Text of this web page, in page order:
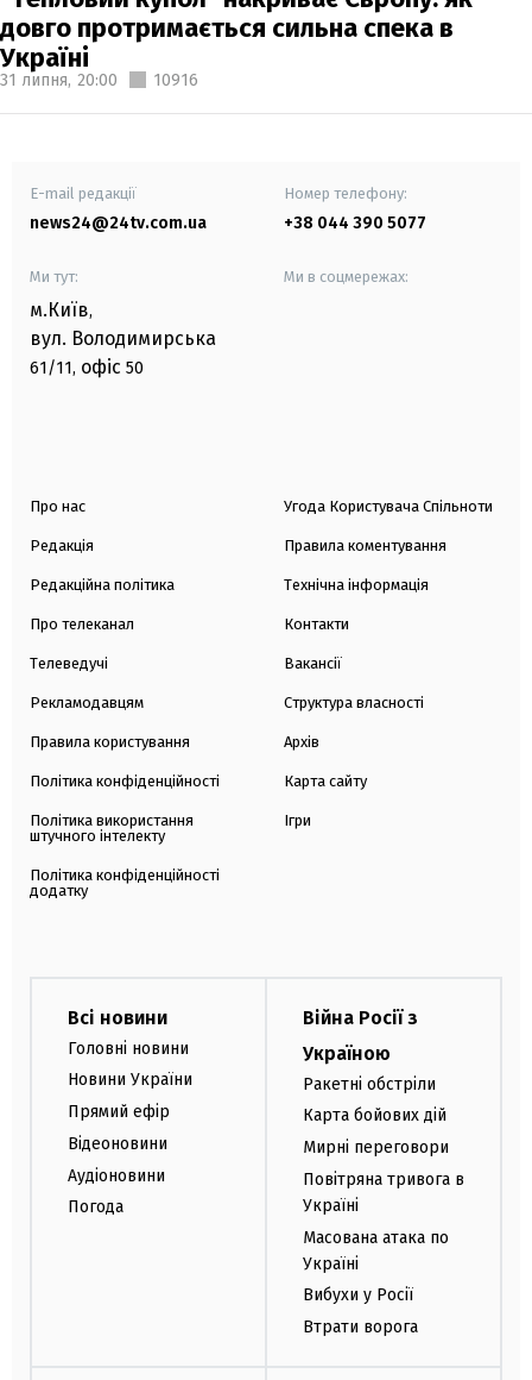
довго протримається сильна спека в
Україні
31 липня, 20:00 10916
E-mail редакції
news24@24tv.com.ua
Номер телефону:
+38 044 390 5077
Ми тут:
м.Київ,
вул. Володимирська
61/11, офіс 50
Ми в соцмережах:
Про нас
Редакція
Редакційна політика
Про телеканал
Телеведучі
Рекламодавцям
Правила користування
Політика конфіденційності
Політика використання
штучного інтелекту
Політика конфіденційності
додатку
Угода Користувача Спільноти
Правила коментування
Технічна інформація
Контакти
Вакансії
Структура власності
Архів
Карта сайту
Ігри
Всі новини
Головні новини
Новини України
Прямий ефір
Відеоновини
Аудіоновини
Погода
Війна Росії з
Україною
Ракетні обстріли
Карта бойових дій
Мирні переговори
Повітряна тривога в
Україні
Масована атака по
Україні
Вибухи у Росії
Втрати ворога